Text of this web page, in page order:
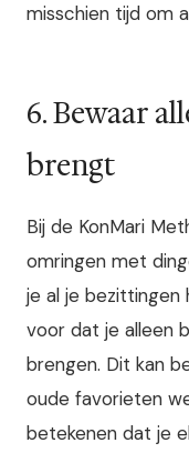
misschien tijd om
6. Bewaar
brengt
Bij de KonMari
omringen met
je al je bezittingen
voor dat je alleen
brengen. Dit kan
oude favorieten
betekenen dat je